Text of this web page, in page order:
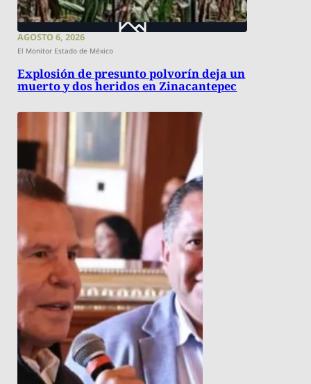
AGOSTO 6, 2026
El Monitor Estado de México
Explosión de presunto polvorín deja un
muerto y dos heridos en Zinacantepec